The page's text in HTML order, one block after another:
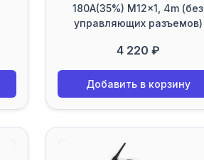
180A(35%) M12x1, 4m (без
управляющих разъемов)
4 220 ₽
Добавить в корзину